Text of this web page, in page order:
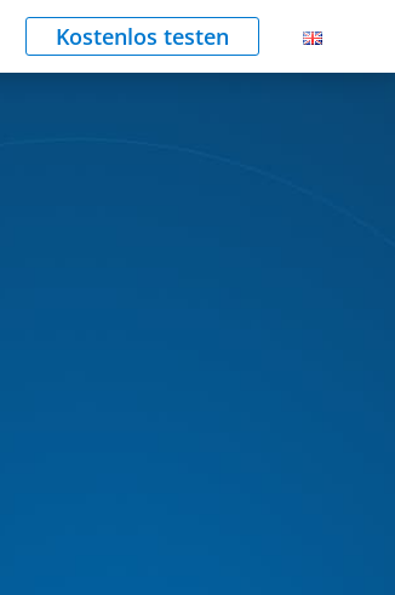
Kostenlos testen